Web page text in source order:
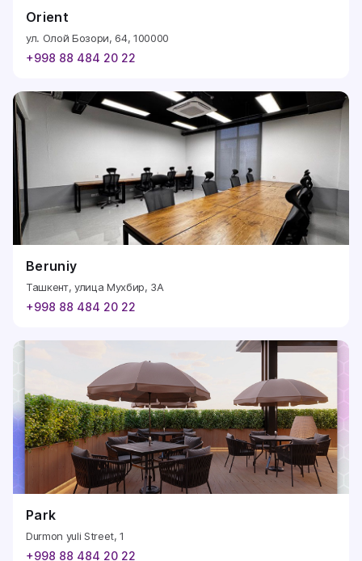
Orient
ул. Олой Бозори, 64, 100000
+998 88 484 20 22
Beruniy
Ташкент, улица Мухбир, 3A
+998 88 484 20 22
Park
Durmon yuli Street, 1
+998 88 484 20 22